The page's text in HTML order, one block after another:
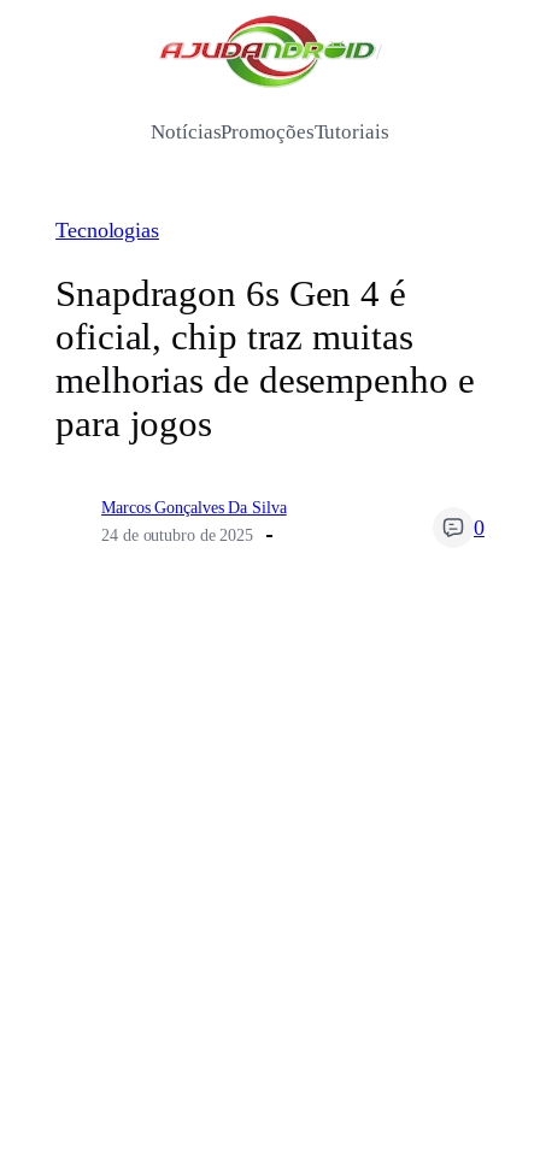
/
NotíciasPromoçõesTutoriais
Tecnologias
Snapdragon 6s Gen 4 é
oficial, chip traz muitas
melhorias de desempenho e
para jogos
Marcos Gonçalves Da Silva
24 de outubro de 2025
0